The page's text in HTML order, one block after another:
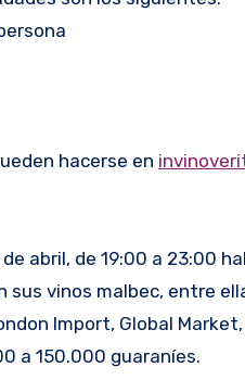
hacerse en
de abril, de 19:00 a 23:00
vinos malbec, entre
Import, Global
a 150.000 guaraníes.